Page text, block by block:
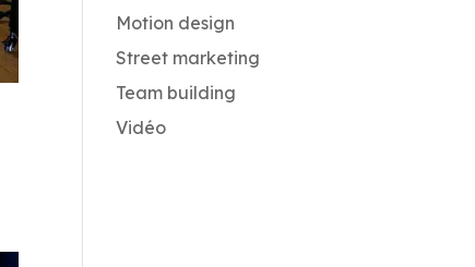
Motion design
Street marketing
Team building
Vidéo